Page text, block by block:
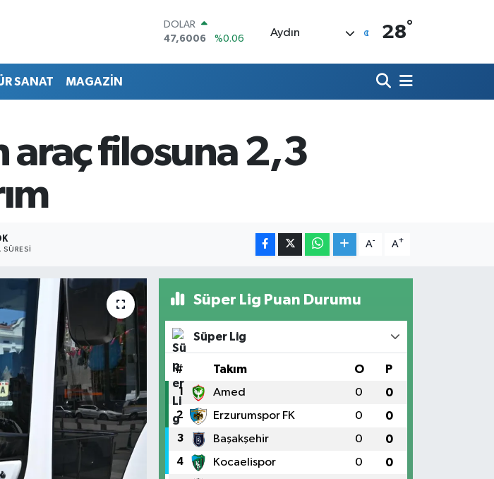
DOLAR
47,6006
%0.06
13.799
%70
BITCOIN
Aydın 28°
SANAT MAGAZİN
filosuna 2,3
A- A+
Süper Lig Puan Durumu
Süper Lig
# Takım O P
1 Amed 0 0
2 Erzurumspor FK 0 0
3 Başakşehir 0 0
4 Kocaelispor 0 0